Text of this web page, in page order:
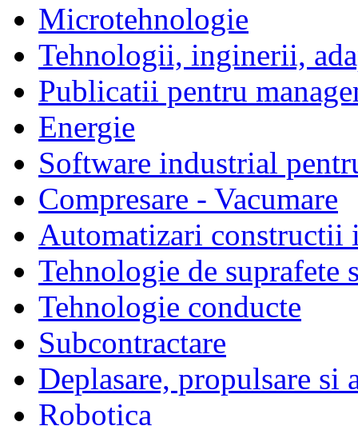
Microtehnologie
Tehnologii, inginerii,
Publicatii pentru
Energie
Software industrial
Compresare - Vacumare
Automatizari constructii
Tehnologie de suprafete
Tehnologie conducte
Subcontractare
Deplasare, propulsare si
Robotica